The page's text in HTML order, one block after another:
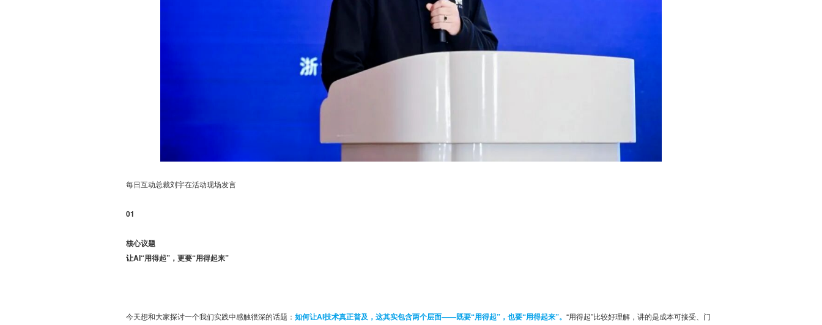
每日互动总裁刘宇在活动现场发言
01
核心议题
让AI“用得起”，更要“用得起来”
今天想和大家探讨一个我们实践中感触很深的话题： 如何让AI技术真正普及，这其实包含两个层面——既要“用得起”，也要“用得起来”。 “用得起”比较好理解，讲的是成本可接受、门